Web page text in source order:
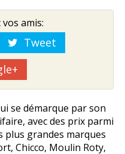
amis:
Tweet
se démarque par son
avec des prix parmi
plus grandes marques
Chicco, Moulin Roty,